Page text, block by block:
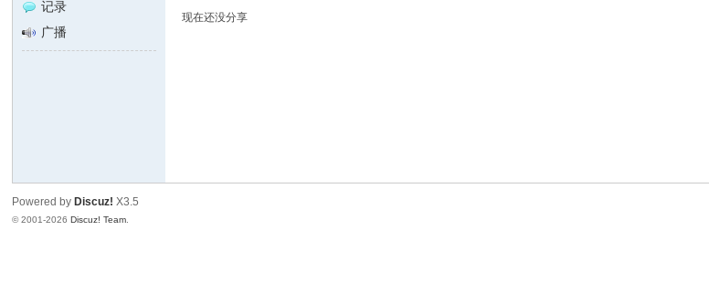
记录
广播
现在还没分享
Powered by Discuz! X3.5
© 2001-2026Discuz! Team